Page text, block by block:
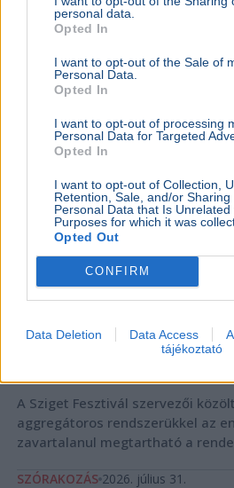
personal data.
Opted In
I want to opt-out of the Sale of
Personal Data.
Opted In
I want to opt-out of processing
Personal Data for Targeted
Opted In
I want to opt-out of Collection,
Retention, Sale, and/or Sharing
Personal Data that Is Unrelated
Purposes for which it was
Opted Out
CONFIRM
Data Deletion Data Access
tájékoztató
fesztivál
A Sziget Fesztivál szervezői
aggregátoros rendszerükkel az
zavartalanul megtartható a
SZÓRAKOZÁS 2026. július 31.